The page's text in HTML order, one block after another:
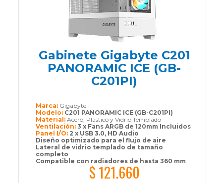
Gabinete Gigabyte C201
PANORAMIC ICE (GB-
C201PI)
$ 121.660
Marca: Gigabyte
Modelo: C201 PANORAMIC ICE (GB-C201PI)
Material: Acero, Plastico y Vidrio Templado
Ventilación: 3 x Fans ARGB de 120mm Incluidos
Panel I/O: 2 x USB 3.0, HD Audio
Diseño optimizado para el flujo de aire
Lateral de vidrio templado de tamaño
completo
Compatible con radiadores de hasta 360 mm